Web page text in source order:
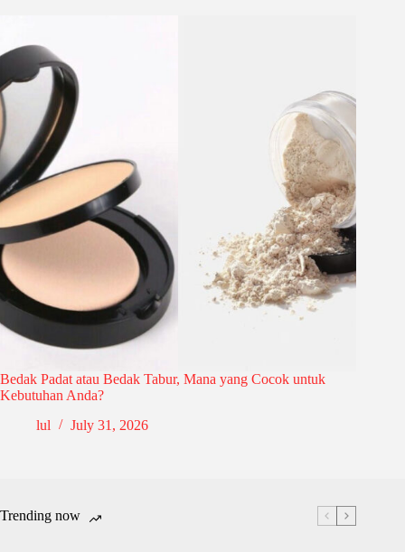
Bedak Padat atau Bedak Tabur, Mana yang Cocok untuk
Kebutuhan Anda?
lul
July 31, 2026
Trending now